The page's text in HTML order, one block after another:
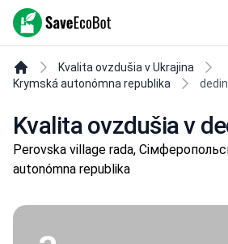
SaveEcoBot
Kvalita ovzdušia v Ukrajina
Krymská autonómna republika
Kvalita ovzdušia v
Perovska village rada,
autonómna republika